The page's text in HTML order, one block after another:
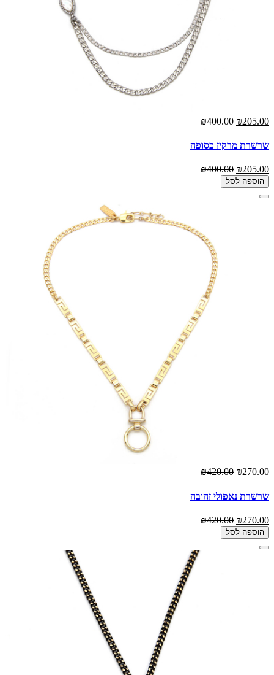
₪205.00
₪400.00
שרשרת מרקיז כסופה
₪205.00
₪400.00
הוספה לסל
₪270.00
₪420.00
שרשרת נאפולי זהובה
₪270.00
₪420.00
הוספה לסל